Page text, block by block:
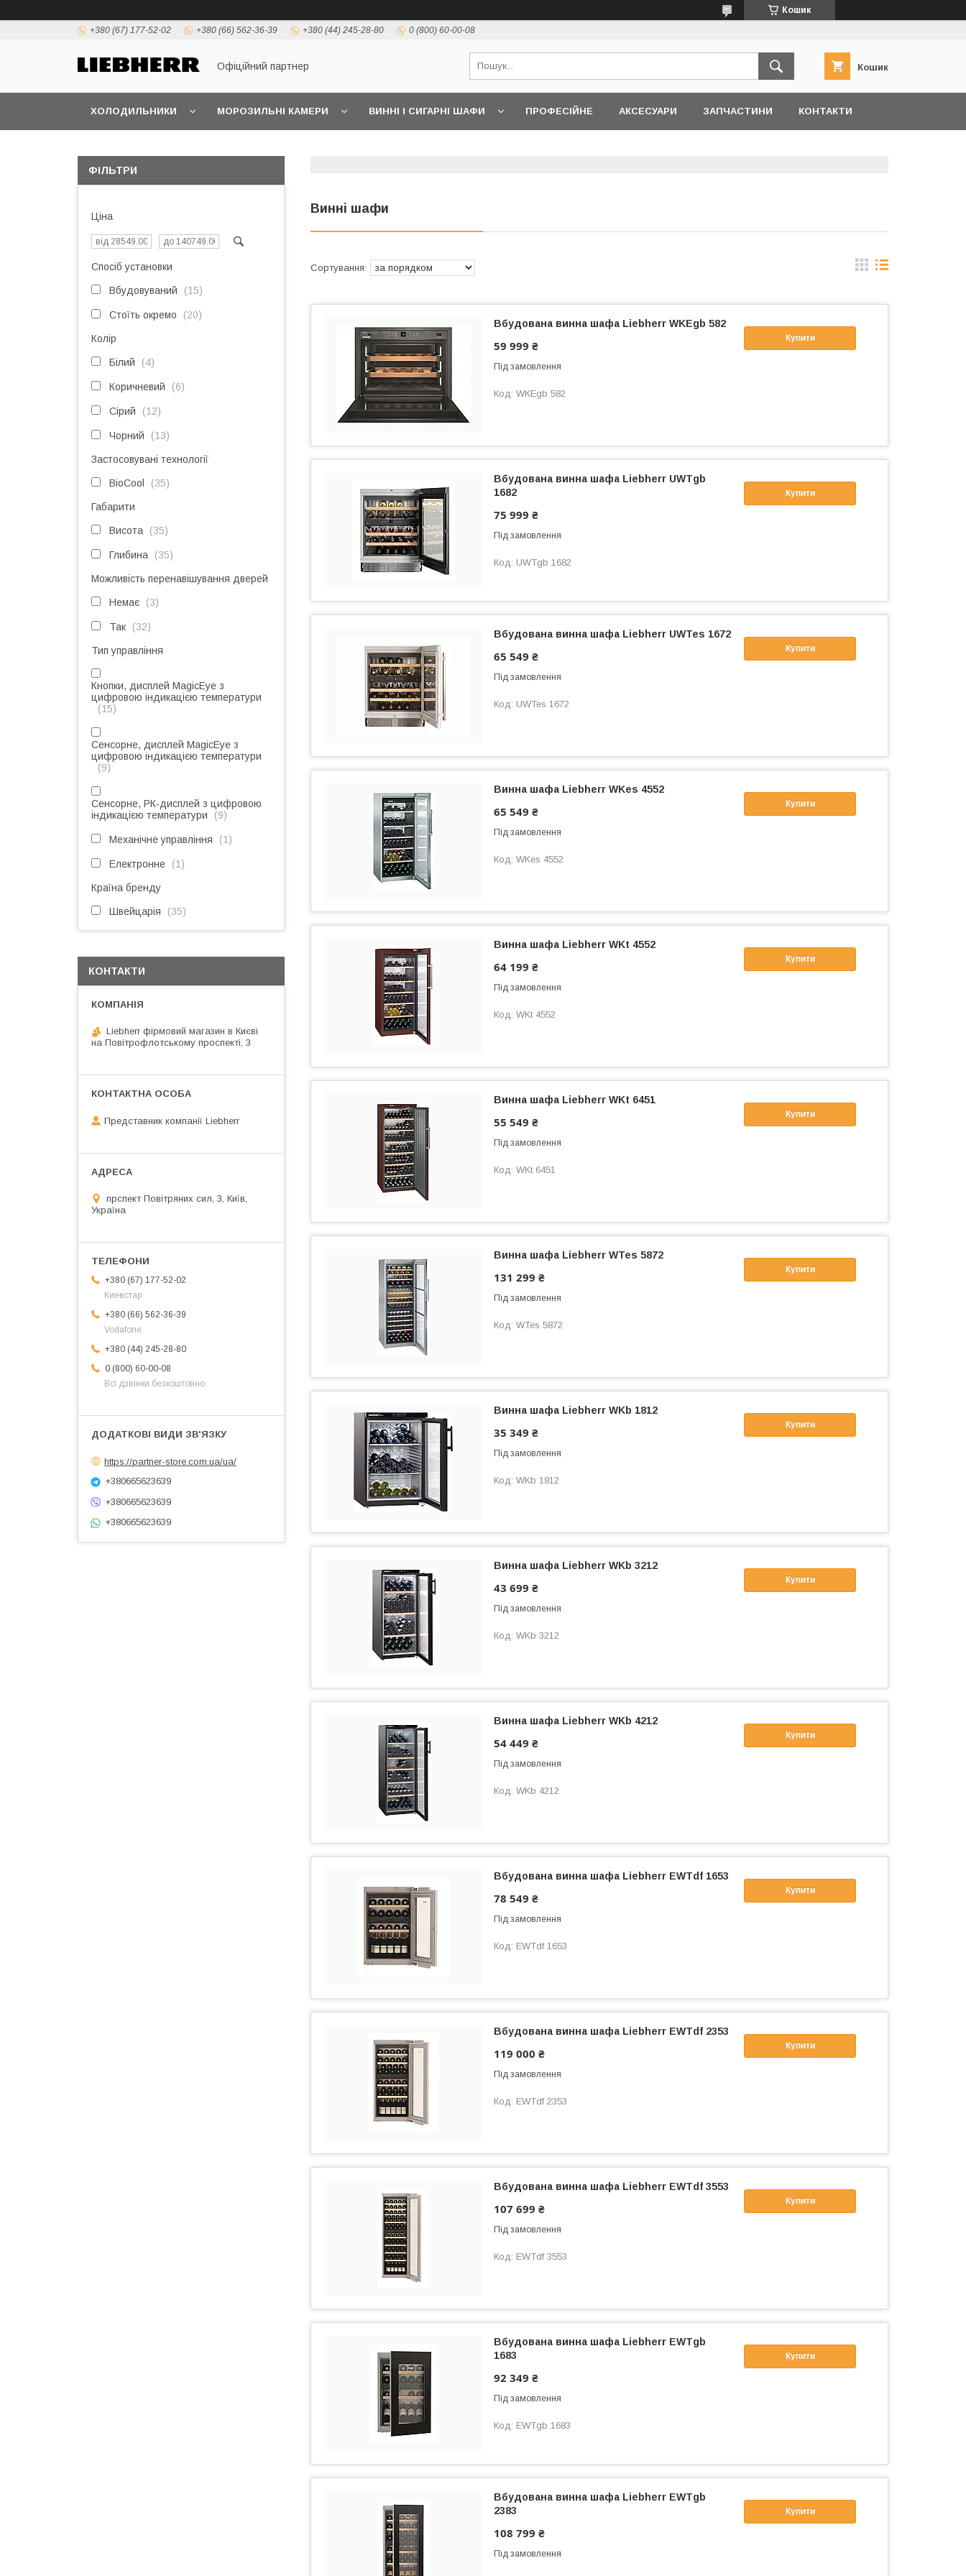
Кошик
+380 (67) 177-52-02 +380 (66) 562-36-39 +380 (44) 245-28-80 0 (800) 60-00-08
Офіційний партнер Кошик
ХОЛОДИЛЬНИКИ МОРОЗИЛЬНІ КАМЕРИ ВИННІ І СИГАРНІ ШАФИ ПРОФЕСІЙНЕ АКСЕСУАРИ ЗАПЧАСТИНИ КОНТАКТИ
Винні шафи
Купити
Вбудована винна шафа Liebherr WKEgb 582
59 999 ₴
Під замовлення
WKEgb 582
Купити
Вбудована винна шафа Liebherr UWTgb
1682
75 999 ₴
Під замовлення
UWTgb 1682
Купити
Вбудована винна шафа Liebherr UWTes 1672
65 549 ₴
Під замовлення
UWTes 1672
Купити
Винна шафа Liebherr WKes 4552
65 549 ₴
Під замовлення
WKes 4552
Купити
Винна шафа Liebherr WKt 4552
64 199 ₴
Під замовлення
WKt 4552
Купити
Винна шафа Liebherr WKt 6451
55 549 ₴
Під замовлення
WKt 6451
Купити
Винна шафа Liebherr WTes 5872
131 299 ₴
Під замовлення
WTes 5872
Купити
Винна шафа Liebherr WKb 1812
35 349 ₴
Під замовлення
WKb 1812
Купити
Винна шафа Liebherr WKb 3212
43 699 ₴
Під замовлення
WKb 3212
Купити
Винна шафа Liebherr WKb 4212
54 449 ₴
Під замовлення
WKb 4212
Купити
Вбудована винна шафа Liebherr EWTdf 1653
78 549 ₴
Під замовлення
EWTdf 1653
Купити
Вбудована винна шафа Liebherr EWTdf 2353
119 000 ₴
Під замовлення
EWTdf 2353
Купити
Вбудована винна шафа Liebherr EWTdf 3553
107 699 ₴
Під замовлення
EWTdf 3553
Купити
Вбудована винна шафа Liebherr EWTgb
1683
92 349 ₴
Під замовлення
EWTgb 1683
Купити
Вбудована винна шафа Liebherr EWTgb
2383
108 799 ₴
Під замовлення
ФІЛЬТРИ
Ціна
Спосіб установки
Вбудовуваний 15
Стоїть окремо 20
Колір
Білий 4
Коричневий 6
Сірий 12
Чорний 13
Застосовувані технології
BioCool 35
Габарити
Висота 35
Глибина 35
Можливість перенавішування дверей
Немає 3
Так 32
Тип управління
Кнопки, дисплей MagicEye з
цифровою індикацією температури
15
Сенсорне, дисплей MagicEye з
цифровою індикацією температури
9
Сенсорне, РК-дисплей з цифровою
індикацією температури
9
Механічне управління 1
Електронне 1
Країна бренду
Швейцарія 35
КОНТАКТИ
Liebherr фірмовий магазин в Києві
на Повітрофлотському проспекті, 3
Представник компанії Liebherr
прспект Повітряних сил, 3, Київ,
Україна
+380 (67) 177-52-02
Киевстар
+380 (66) 562-36-39
Vodafone
+380 (44) 245-28-80
0 (800) 60-00-08
Всі дзвінки безкоштовно
https://partner-store.com.ua/ua/
+380665623639
+380665623639
+380665623639